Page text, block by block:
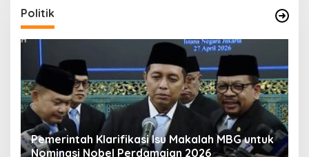
Politik
Muktamar NU ke-35 di Jombang, Panitia
Siagakan 3 Posko Kesehatan 24 Jam